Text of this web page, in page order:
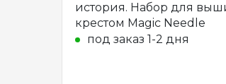
история. Набор для
крестом Magic Needle
под заказ 1-2 дня